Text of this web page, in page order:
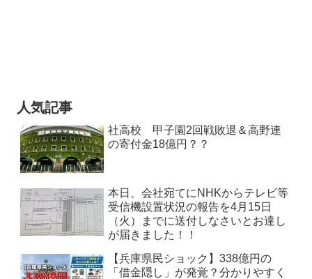
人気記事
社高校 甲子園2回戦敗退＆高野連
の寄付金18億円？？
本日、会社宛てにNHKからテレビ等
受信機設置状況の報告を4月15日
（火）までに送付しなさいとお達し
が届きました！！
【兵庫県民ショック】338億円の
「借金隠し」が発覚？分かりやすく